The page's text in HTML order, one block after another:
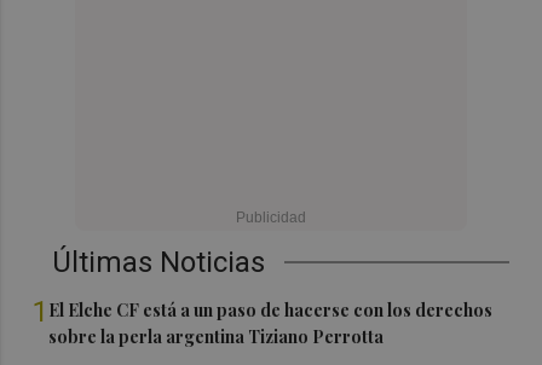
Últimas Noticias
1 El Elche CF está a un paso de hacerse con los derechos
sobre la perla argentina Tiziano Perrotta